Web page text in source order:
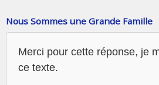
Nous Sommes une Grande Famille
Merci pour cette réponse, je
ce texte.